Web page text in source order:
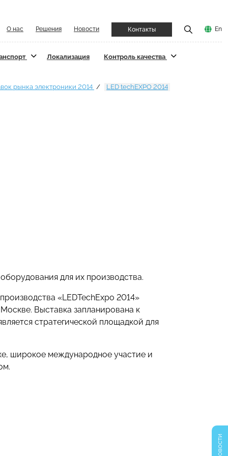
О нас Решения Новости Контакты En
Локализация
Контроль качества
рынка электроники 2014 LED techEXPO 2014
для их производства.
«LEDTechExpo 2014»
Выставка запланирована к
стратегической площадкой для
широкое международное участие и
Новости